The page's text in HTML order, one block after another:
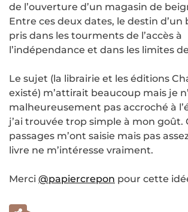
de l’ouverture d’un magasin de
Entre ces deux dates, le destin d’un
pris dans les tourments de l’accès à
l’indépendance et dans les limites
Le sujet (la librairie et les éditions
existé) m’attirait beaucoup mais je
malheureusement pas accroché à
j’ai trouvée trop simple à mon goût.
passages m’ont saisie mais pas
livre ne m’intéresse vraiment.
Merci @papiercrepon pour cette